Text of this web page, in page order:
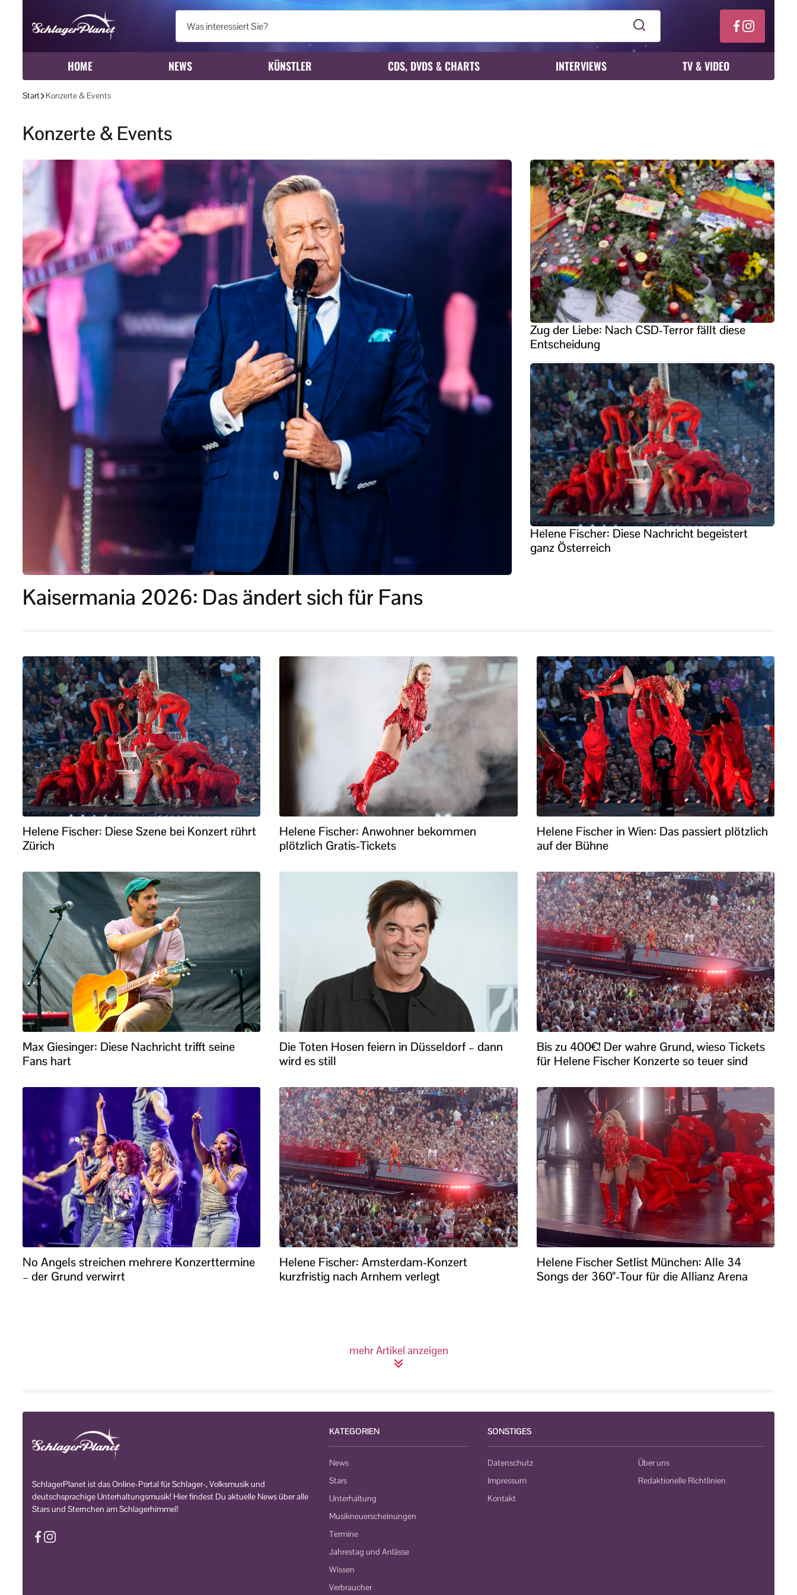
HOME NEWS KÜNSTLER CDS, DVDS & CHARTS INTERVIEWS TV & VIDEO
Start Konzerte & Events
Konzerte & Events
Kaisermania 2026: Das ändert sich für Fans
Zug der Liebe: Nach CSD-Terror fällt diese
Entscheidung
Helene Fischer: Diese Nachricht begeistert
ganz Österreich
Helene Fischer: Diese Szene bei Konzert rührt
Zürich
Helene Fischer: Anwohner bekommen
plötzlich Gratis-Tickets
Helene Fischer in Wien: Das passiert plötzlich
auf der Bühne
Max Giesinger: Diese Nachricht trifft seine
Fans hart
Die Toten Hosen feiern in Düsseldorf – dann
wird es still
Bis zu 400€! Der wahre Grund, wieso Tickets
für Helene Fischer Konzerte so teuer sind
No Angels streichen mehrere Konzerttermine
– der Grund verwirrt
Helene Fischer: Amsterdam-Konzert
kurzfristig nach Arnhem verlegt
Helene Fischer Setlist München: Alle 34
Songs der 360°-Tour für die Allianz Arena
mehr Artikel anzeigen
SchlagerPlanet ist das Online-Portal für Schlager-, Volksmusik und
deutschsprachige Unterhaltungsmusik! Hier findest Du aktuelle News über alle
Stars und Sternchen am Schlagerhimmel!
KATEGORIEN
News
Stars
Unterhaltung
Musikneuerscheinungen
Termine
Jahrestag und Anlässe
Wissen
Verbraucher
SONSTIGES
Datenschutz
Impressum
Kontakt
Über uns
Redaktionelle Richtlinien